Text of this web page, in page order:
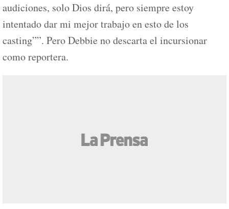
audiciones, solo Dios dirá, pero siempre estoy
intentado dar mi mejor trabajo en esto de los
casting””. Pero Debbie no descarta el incursionar
como reportera.